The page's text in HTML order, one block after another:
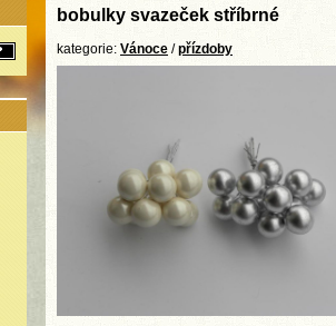
bobulky svazeček stříbrné
kategorie: Vánoce /přízdoby